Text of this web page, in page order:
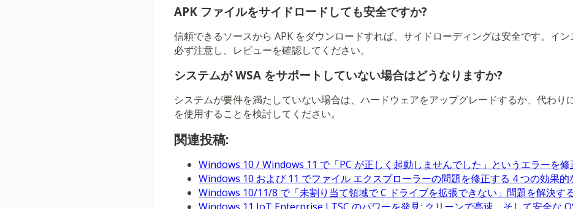
APK ファイルをサイドロードしても安全ですか?
信頼できるソースから APK をダウンロードすれば、サイドローディングは安全です。イ
必ず注意し、レビューを確認してください。
システムが WSA をサポートしていない場合はどうなりますか?
システムが要件を満たしていない場合は、ハードウェアをアップグレードするか、代わり
を使用することを検討してください。
関連投稿:
Windows 10 / Windows 11 で「PC が正しく起動しませんでした」というエラーを
Windows 10 および 11 でファイル エクスプローラーの問題を修正する 4 つの効果的
Windows 10/11/8 で「未割り当て領域で C ドライブを拡張できない」問題を解決す